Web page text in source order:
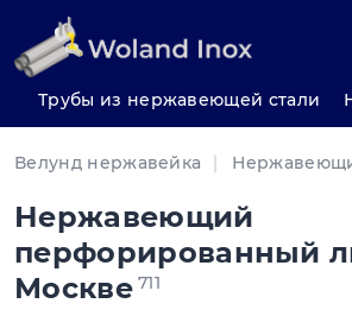
Трубы из нержавеющей стали
Велунд нержавейка
Нержавеющий
перфорированный
Москве 711